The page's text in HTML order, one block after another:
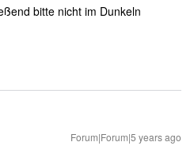
bitte nicht im Dunkeln
Forum|Forum|5 years ago